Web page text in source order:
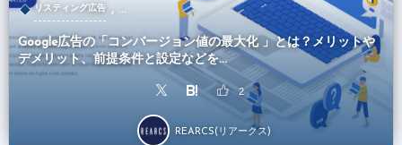
リスティング広告 , …
Google広告の「コンバージョン値の最大化 」とは？メリットや
デメリット、前提条件と設定などを...
2
REARCS(リアークス)